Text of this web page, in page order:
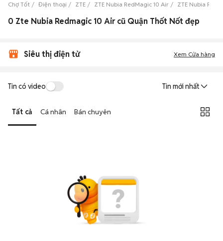
Chợ Tốt Điện thoại ZTE ZTE Nubia RedMagic 10 Air ZTE Nubia
0 Zte Nubia Redmagic 10 Air cũ Quận Thốt Nốt đẹp
Siêu thị điện tử Xem Cửa hàng
Tin có video Tin mới nhất
Tất cả Cá nhân Bán chuyên